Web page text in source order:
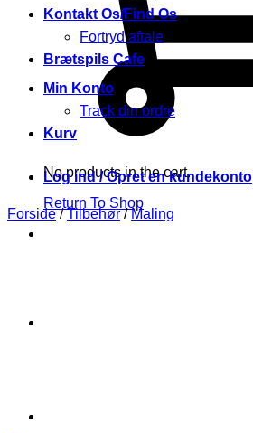
No products in the cart.
Return To Shop
Kontakt Os/Find Os
Fortryd aftale
Brætspils Cafe
Min Konto
Track din ordre
Kurv
Log ind / Opret en kundekonto
Forside / Tilbehør / Maling